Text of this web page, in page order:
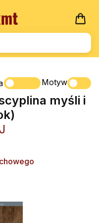
Motyw
myśli i